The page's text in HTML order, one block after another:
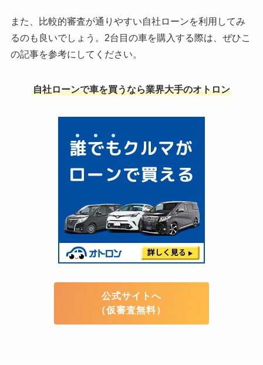
また、比較的審査が通りやすい自社ローンを利用してみ
るのも良いでしょう。2台目の車を購入する際は、ぜひこ
の記事を参考にしてください。
自社ローンで車を買うなら業界大手のオトロン
公式サイトへ
（仮審査無料）